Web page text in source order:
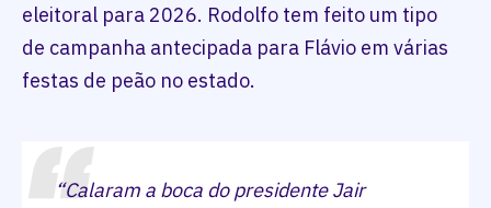
eleitoral para 2026. Rodolfo tem feito um tipo
de campanha antecipada para Flávio em várias
festas de peão no estado.
“Calaram a boca do presidente Jair